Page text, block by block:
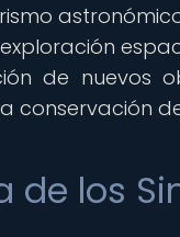
de nuevos
conservación
de los